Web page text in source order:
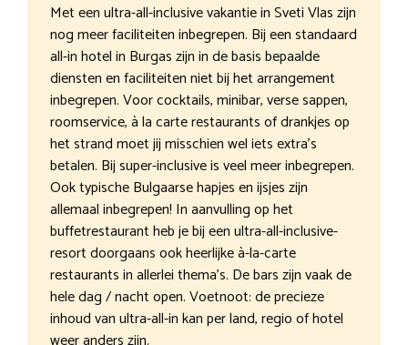
Met een ultra-all-inclusive vakantie in Sveti Vlas zijn
nog meer faciliteiten inbegrepen. Bij een standaard
all-in hotel in Burgas zijn in de basis bepaalde
diensten en faciliteiten niet bij het arrangement
inbegrepen. Voor cocktails, minibar, verse sappen,
roomservice, à la carte restaurants of drankjes op
het strand moet jij misschien wel iets extra’s
betalen. Bij super-inclusive is veel meer inbegrepen.
Ook typische Bulgaarse hapjes en ijsjes zijn
allemaal inbegrepen! In aanvulling op het
buffetrestaurant heb je bij een ultra-all-inclusive-
resort doorgaans ook heerlijke à-la-carte
restaurants in allerlei thema’s. De bars zijn vaak de
hele dag / nacht open. Voetnoot: de precieze
inhoud van ultra-all-in kan per land, regio of hotel